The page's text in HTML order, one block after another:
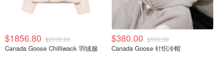
$1856.80 $2100.00
Canada Goose Chilliwack 羽绒服
$380.00 $500.00
Canada Goose 针织冷帽